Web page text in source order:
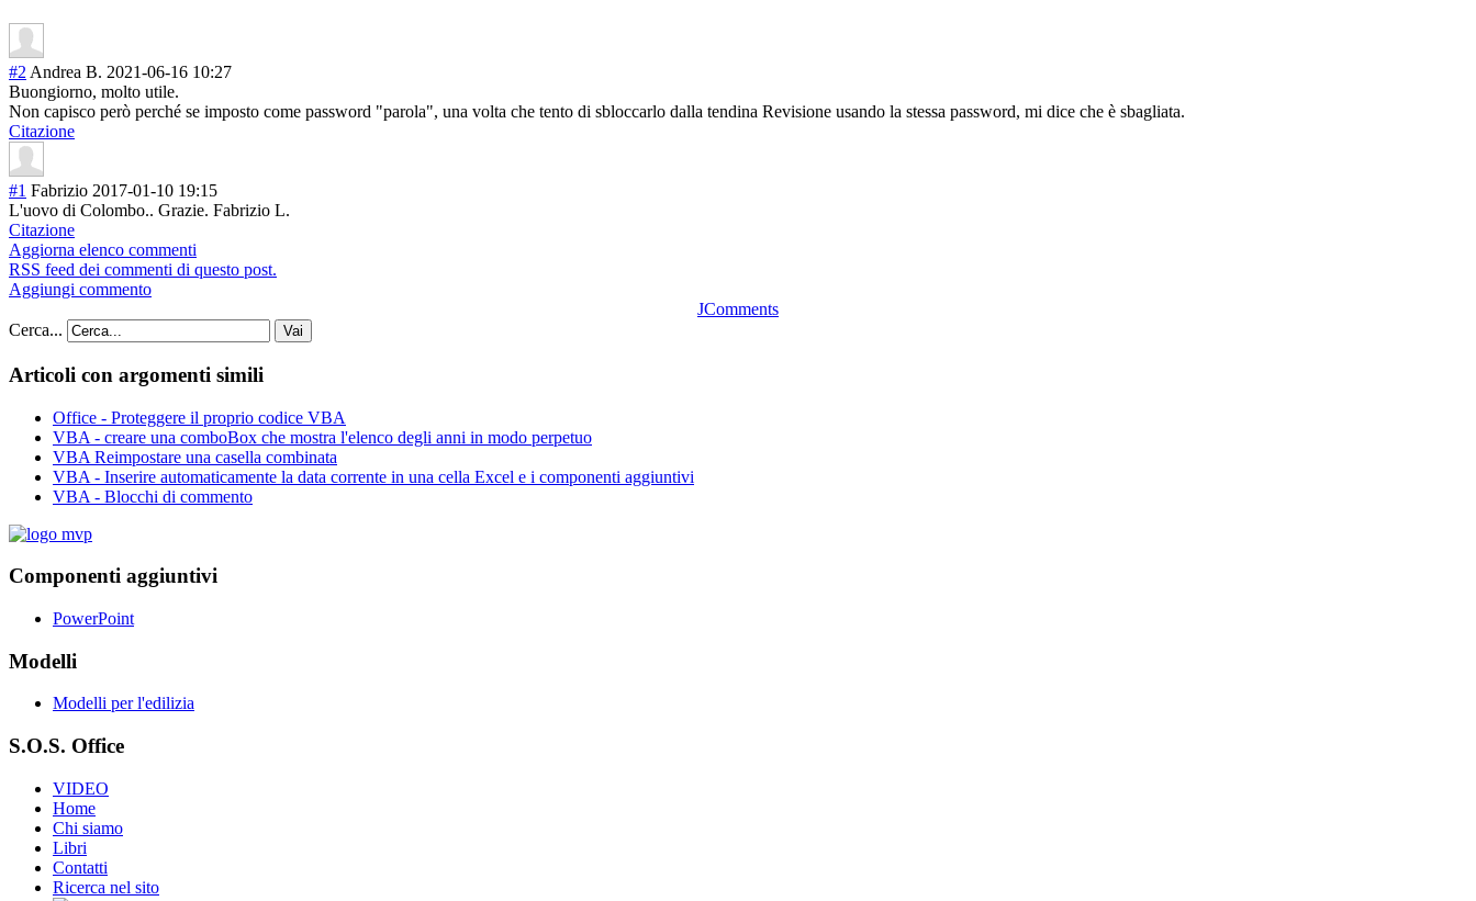
#2 Andrea B. 2021-06-16 10:27
Buongiorno, molto utile.
Non capisco però perché se imposto come password "parola", una volta che tento di sbloccarlo dalla tendina Revisione usando la stessa password, mi dice che è sbagliata.
Citazione
#1 Fabrizio 2017-01-10 19:15
L'uovo di Colombo.. Grazie. Fabrizio L.
Citazione
Aggiorna elenco commenti
RSS feed dei commenti di questo post.
Aggiungi commento
JComments
Cerca...
Vai
Articoli con argomenti simili
Office - Proteggere il proprio codice VBA
VBA - creare una comboBox che mostra l'elenco degli anni in modo perpetuo
VBA Reimpostare una casella combinata
VBA - Inserire automaticamente la data corrente in una cella Excel e i componenti aggiuntivi
VBA - Blocchi di commento
Componenti aggiuntivi
PowerPoint
Modelli
Modelli per l'edilizia
S.O.S. Office
VIDEO
Home
Chi siamo
Libri
Contatti
Ricerca nel sito